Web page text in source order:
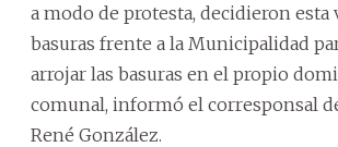
a modo de protesta, decidieron esta
basuras frente a la Municipalidad
arrojar las basuras en el propio
comunal, informó el corresponsal
René González.